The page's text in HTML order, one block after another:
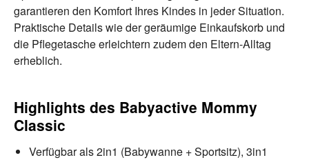
garantieren den Komfort Ihres Kindes in jeder Situation.
Praktische Details wie der geräumige Einkaufskorb und
die Pflegetasche erleichtern zudem den Eltern-Alltag
erheblich.
Highlights des Babyactive Mommy
Classic
Verfügbar als 2in1 (Babywanne + Sportsitz), 3in1